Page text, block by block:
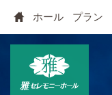
ホール プラン